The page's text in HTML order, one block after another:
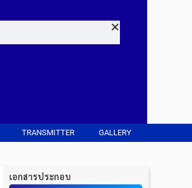
TRANSMITTER GALLERY
เอกสารประกอบ